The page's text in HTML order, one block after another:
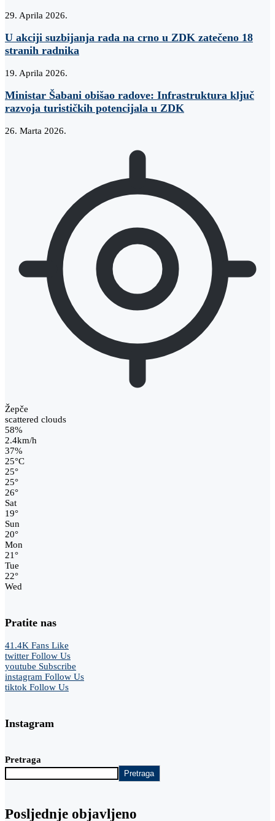
29. Aprila 2026.
U akciji suzbijanja rada na crno u ZDK zatečeno 18
stranih radnika
19. Aprila 2026.
Ministar Šabani obišao radove: Infrastruktura ključ
razvoja turističkih potencijala u ZDK
26. Marta 2026.
Žepče
scattered clouds
58%
2.4km/h
37%
25°C
25°
25°
26°
Sat
19°
Sun
20°
Mon
21°
Tue
22°
Wed
Pratite nas
41.4K Fans Like
twitter Follow Us
youtube Subscribe
instagram Follow Us
tiktok Follow Us
Instagram
Pretraga
Pretraga
Posljednje objavljeno